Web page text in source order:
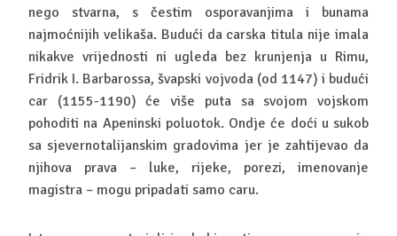
nego stvarna, s čestim osporavanjima i bunama
najmoćnijih velikaša. Budući da carska titula nije imala
nikakve vrijednosti ni ugleda bez krunjenja u Rimu,
Fridrik I. Barbarossa, švapski vojvoda (od 1147) i budući
car (1155-1190) će više puta sa svojom vojskom
pohoditi na Apeninski poluotok. Ondje će doći u sukob
sa sjevernotalijanskim gradovima jer je zahtijevao da
njihova prava – luke, rijeke, porezi, imenovanje
magistra – mogu pripadati samo caru.